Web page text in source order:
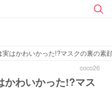
はかわいかった!?マスクの裏の素
coco26
かわいかった!?マス